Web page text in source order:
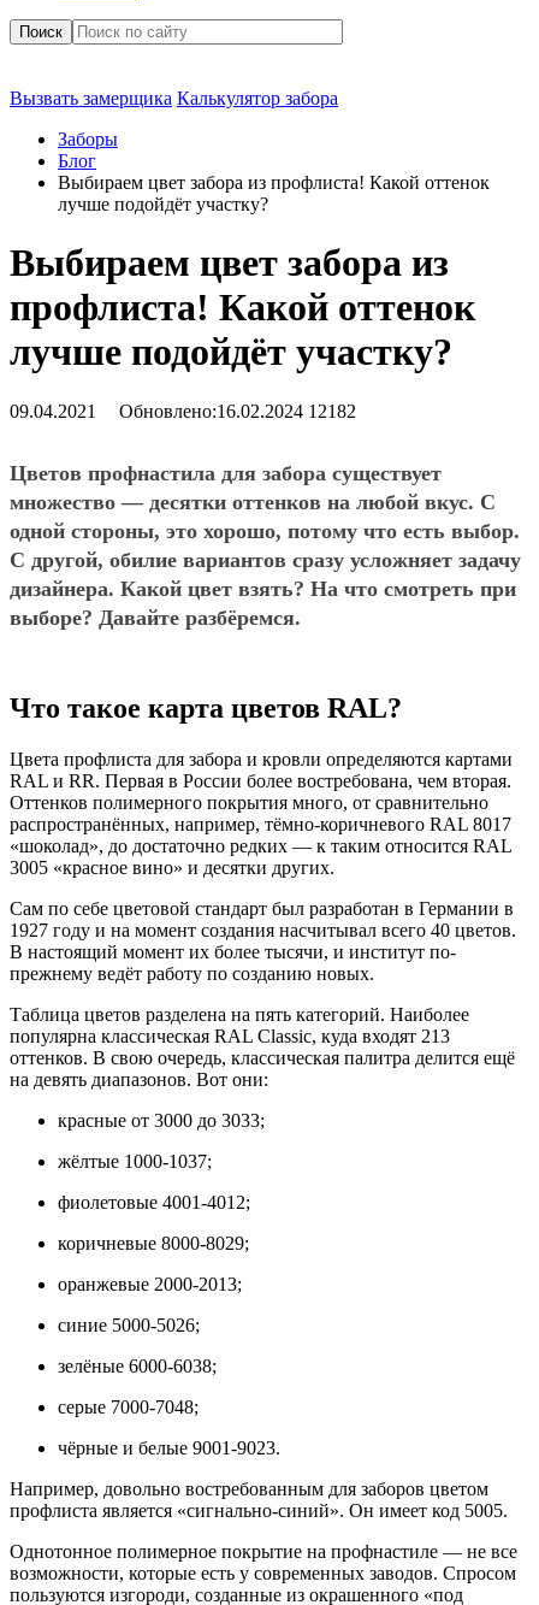
Поиск
Вызвать замерщика Калькулятор забора
Заборы
Блог
Выбираем цвет забора из профлиста! Какой оттенок
лучше подойдёт участку?
Выбираем цвет забора из
профлиста! Какой оттенок
лучше подойдёт участку?
09.04.2021 Обновлено:16.02.2024 12182
Цветов профнастила для забора существует
множество — десятки оттенков на любой вкус. С
одной стороны, это хорошо, потому что есть выбор.
С другой, обилие вариантов сразу усложняет задачу
дизайнера. Какой цвет взять? На что смотреть при
выборе? Давайте разбёремся.
Что такое карта цветов RAL?
Цвета профлиста для забора и кровли определяются картами
RAL и RR. Первая в России более востребована, чем вторая.
Оттенков полимерного покрытия много, от сравнительно
распространённых, например, тёмно-коричневого RAL 8017
«‎шоколад»‎, до достаточно редких — к таким относится RAL
3005 «красное вино»‎ и десятки других.
Сам по себе цветовой стандарт был разработан в Германии в
1927 году и на момент создания насчитывал всего 40 цветов.
В настоящий момент их более тысячи, и институт по-
прежнему ведёт работу по созданию новых.
Таблица цветов разделена на пять категорий. Наиболее
популярна классическая RAL Classic, куда входят 213
оттенков. В свою очередь, классическая палитра делится ещё
на девять диапазонов. Вот они:
красные от 3000 до 3033;
жёлтые 1000-1037;
фиолетовые 4001-4012;
коричневые 8000-8029;
оранжевые 2000-2013;
синие 5000-5026;
зелёные 6000-6038;
серые 7000-7048;
чёрные и белые 9001-9023.
Например, довольно востребованным для заборов цветом
профлиста является «сигнально-синий». Он имеет код 5005.
Однотонное полимерное покрытие на профнастиле — не все
возможности, которые есть у современных заводов. Спросом
пользуются изгороди, созданные из окрашенного «под